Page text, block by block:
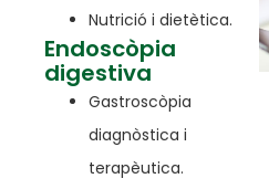
Nutrició i dietètica.
Endoscòpia
digestiva
Gastroscòpia
diagnòstica i
terapèutica.